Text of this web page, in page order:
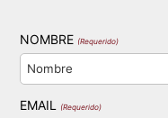
NOMBRE (Requerido)
EMAIL (Requerido)